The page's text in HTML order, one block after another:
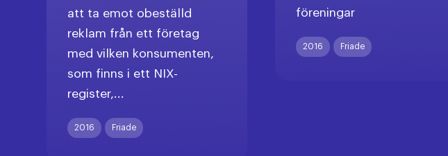
att ta emot obeställd
reklam från ett företag
med vilken konsumenten,
som finns i ett NIX-
register,...
2016 Friade
föreningar
2016 Friade